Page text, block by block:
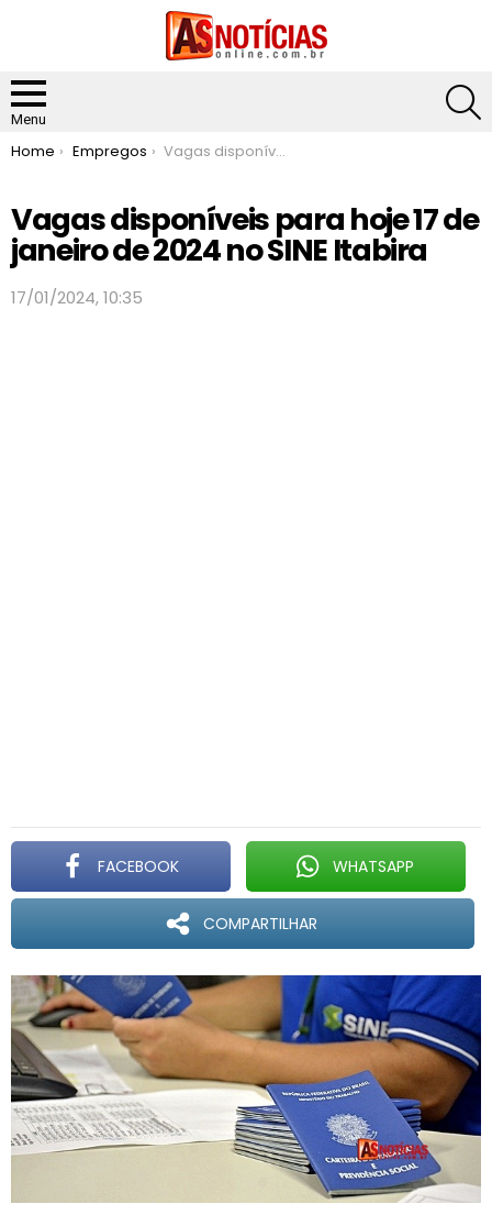
Menu
You are here:
Home Empregos Vagas disponíveis para hoje 17 de janeiro de 2024 no SINE Itabira
Vagas disponíveis para hoje 17 de
janeiro de 2024 no SINE Itabira
17/01/2024, 10:35
FACEBOOK WHATSAPP
COMPARTILHAR